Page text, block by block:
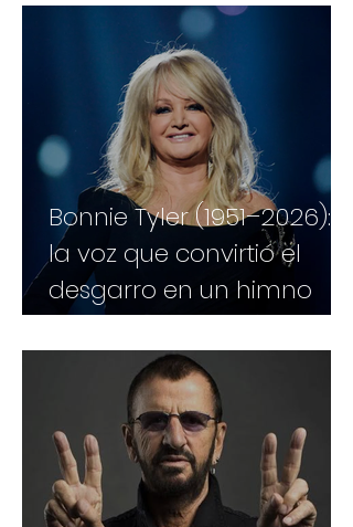
Bonnie Tyler (1951–2026):
la voz que convirtió el
desgarro en un himno
eterno